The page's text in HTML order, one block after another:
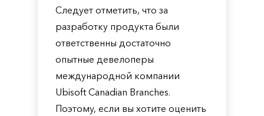
Следует отметить, что за
разработку продукта были
ответственны достаточно
опытные девелоперы
международной компании
Ubisoft Canadian Branches.
Поэтому, если вы хотите оценить